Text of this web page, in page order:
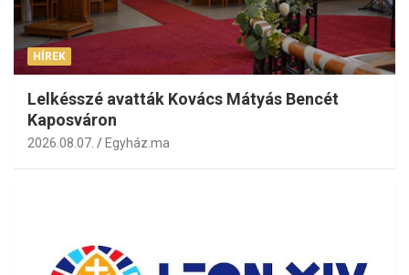
HÍREK
Lelkésszé avatták Kovács Mátyás Bencét
Kaposváron
2026.08.07. Egyház.ma